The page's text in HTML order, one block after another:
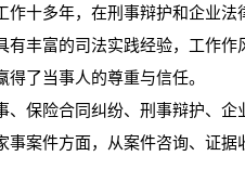
作十多年，在刑事辩护和企业
有丰富的司法实践经验，工作
了当事人的尊重与信任。
、保险合同纠纷、刑事辩护、
事案件方面，从案件咨询、证